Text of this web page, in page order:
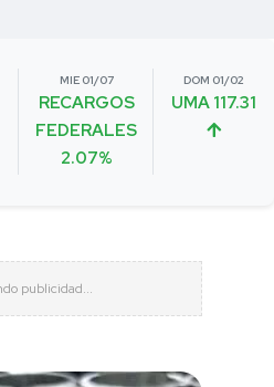
MIE 01/07
RECARGOS
FEDERALES
2.07%
DOM 01/02
UMA 117.31